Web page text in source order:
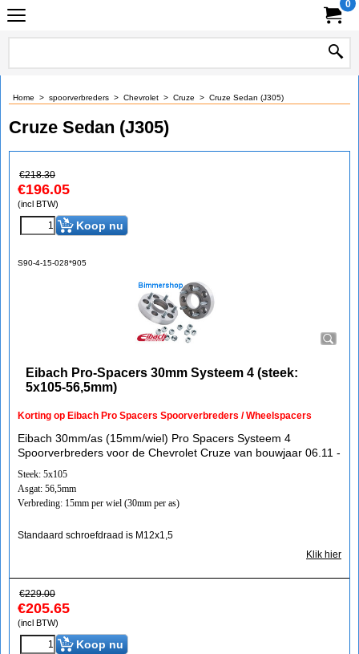
0
Home > spoorverbreders > Chevrolet > Cruze > Cruze Sedan (J305)
Cruze Sedan (J305)
€218.30
€196.05
(incl BTW)
Koop nu
S90-4-15-028*905
Eibach Pro-Spacers 30mm Systeem 4 (steek:
5x105-56,5mm)
Korting op Eibach Pro Spacers Spoorverbreders / Wheelspacers
Eibach 30mm/as (15mm/wiel) Pro Spacers Systeem 4
Spoorverbreders voor de Chevrolet Cruze van bouwjaar 06.11 -
Steek: 5x105
Asgat: 56,5mm
Verbreding: 15mm per wiel (30mm per as)
Standaard schroefdraad is M12x1,5
Klik hier
€229.00
€205.65
(incl BTW)
Koop nu